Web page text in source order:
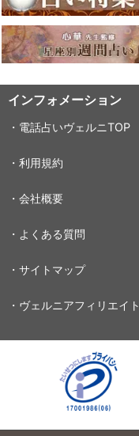
インフォメーション
・電話占いヴェルニTOP
・利用規約
・会社概要
・よくある質問
・サイトマップ
・ヴェルニアフィリエイト